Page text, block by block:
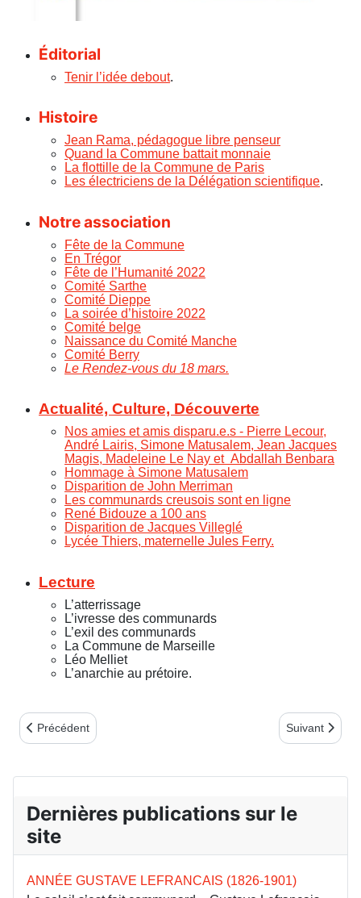
Éditorial
Tenir l’idée debout.
Histoire
Jean Rama, pédagogue libre penseur
Quand la Commune battait monnaie
La flottille de la Commune de Paris
Les électriciens de la Délégation scientifique.
Notre association
Fête de la Commune
En Trégor
Fête de l’Humanité 2022
Comité Sarthe
Comité Dieppe
La soirée d’histoire 2022
Comité belge
Naissance du Comité Manche
Comité Berry
Le Rendez-vous du 18 mars.
Actualité, Culture, Découverte
Nos amies et amis disparu.e.s - Pierre Lecour,
André Lairis, Simone Matusalem, Jean Jacques
Magis, Madeleine Le Nay et Abdallah Benbara
Hommage à Simone Matusalem
Disparition de John Merriman
Les communards creusois sont en ligne
René Bidouze a 100 ans
Disparition de Jacques Villeglé
Lycée Thiers, maternelle Jules Ferry.
Lecture
L’atterrissage
L’ivresse des communards
L’exil des communards
La Commune de Marseille
Léo Melliet
L’anarchie au prétoire.
Article précédent : Bulletin n°93 - 1er trim. 2023
Précédent Article
Suivant
Dernières publications sur le
site
ANNÉE GUSTAVE LEFRANCAIS (1826-1901)